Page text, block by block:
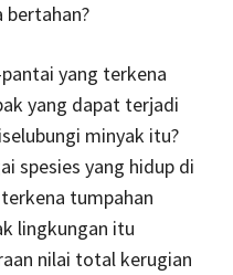
bertahan?
yang terkena
yang dapat terjadi
minyak itu?
spesies yang hidup di
tumpahan
lingkungan itu
nilai total kerugian